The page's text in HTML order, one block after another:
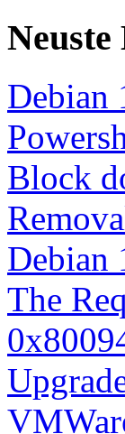
Debian
Block
Debian
The